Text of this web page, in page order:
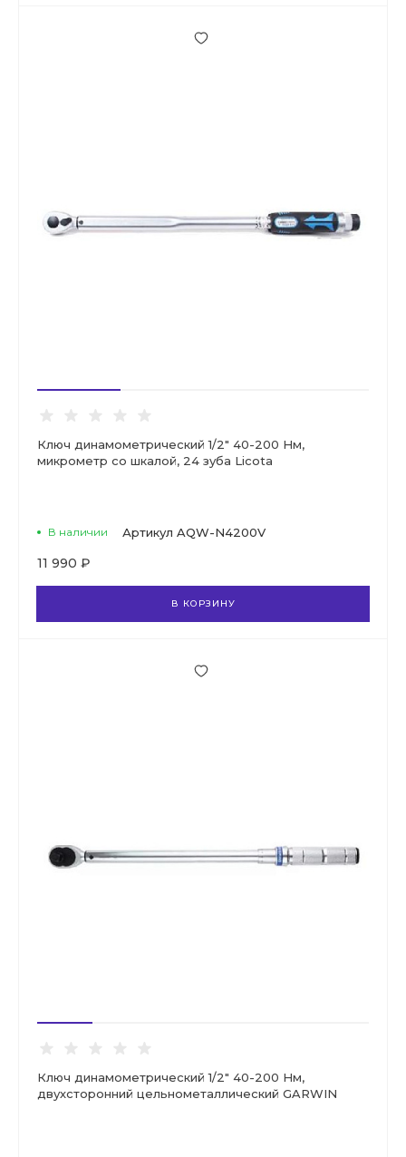
Ключ динамометрический 1/2" 40-200 Нм,
микрометр со шкалой, 24 зуба Licota
В наличии Артикул AQW-N4200V
11 990 ₽
В КОРЗИНУ
Ключ динамометрический 1/2" 40-200 Нм,
двухсторонний цельнометаллический GARWIN